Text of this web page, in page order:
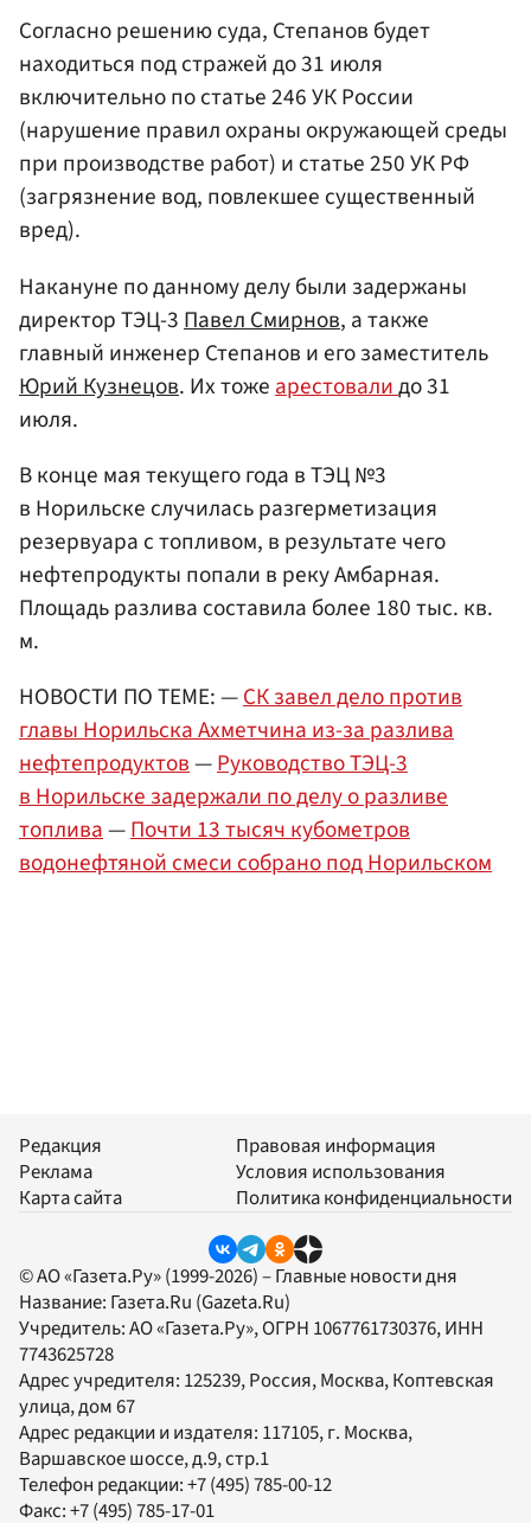
Согласно решению суда, Степанов будет
находиться под стражей до 31 июля
включительно по статье 246 УК России
(нарушение правил охраны окружающей среды
при производстве работ) и статье 250 УК РФ
(загрязнение вод, повлекшее существенный
вред).
Накануне по данному делу были задержаны
директор ТЭЦ-3 Павел Смирнов, а также
главный инженер Степанов и его заместитель
Юрий Кузнецов. Их тоже арестовалидо 31
июля.
В конце мая текущего года в ТЭЦ №3
в Норильске случилась разгерметизация
резервуара с топливом, в результате чего
нефтепродукты попали в реку Амбарная.
Площадь разлива составила более 180 тыс. кв.
м.
НОВОСТИ ПО ТЕМЕ: —СК завел дело против
главы Норильска Ахметчина из-за разлива
нефтепродуктов—Руководство ТЭЦ-3
в Норильске задержали по делу о разливе
топлива—Почти 13 тысяч кубометров
водонефтяной смеси собрано под Норильском
Редакция
Реклама
Карта сайта
Правовая информация
Условия использования
Политика конфиденциальности
© АО «Газета.Ру» (1999-2026) – Главные новости дня
Название: Газета.Ru (Gazeta.Ru)
Учредитель:АО «Газета.Ру», ОГРН 1067761730376, ИНН
7743625728
Адрес учредителя: 125239, Россия, Москва, Коптевская
улица, дом 67
Адрес редакции и издателя: 117105, г. Москва,
Варшавское шоссе, д.9, стр.1
Телефон редакции:+7 (495) 785-00-12
Факс:+7 (495) 785-17-01